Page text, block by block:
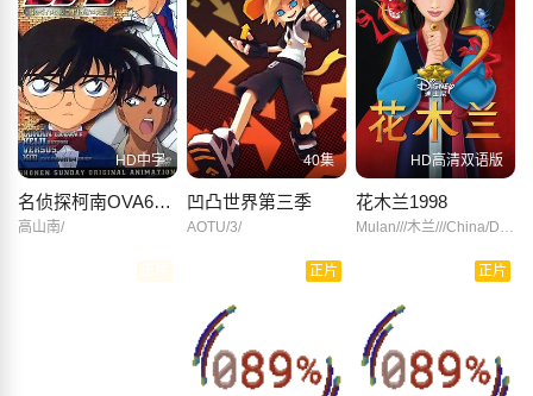
HD中字
名侦探柯南OVA6：追踪失踪的钻石，柯南、平次VS基德
高山南/
40集
凹凸世界第三季
AOTU/3/
HD高清双语版
花木兰1998
Mulan///木兰///China/Doll///The/Legend/of/Mulan/
正片 正片